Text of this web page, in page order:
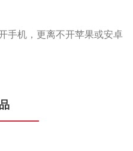
手机，更离不开苹果或安卓